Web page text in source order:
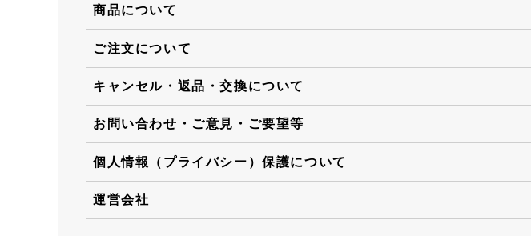
商品について
ご注文について
キャンセル・返品・交換について
お問い合わせ・ご意見・ご要望等
個人情報（プライバシー）保護について
運営会社